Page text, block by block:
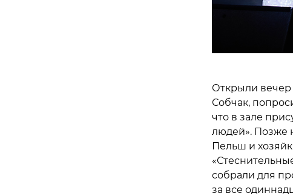
Открыли
Собчак,
что в зале
людей». Позже
Пельш и
собрали для
за все